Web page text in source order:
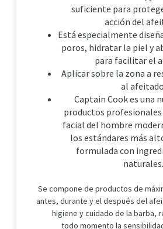
suficiente para
acción del
Está especialmente
poros, hidratar la piel y
para facilitar el
Aplicar sobre la zona a
al
Captain Cook es una
productos profesionales
facial del hombre
los estándares más
formulada con
naturales.
Se compone de productos de
antes, durante y el después del
higiene y cuidado de la barba,
todo momento la